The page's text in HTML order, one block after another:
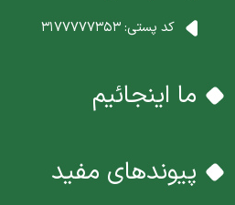
کد پستی:3177777353
ما اینجائیم
پیوندهای مفید